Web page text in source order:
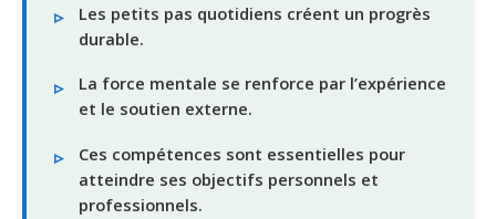
Les petits pas quotidiens créent un progrès
durable.
La force mentale se renforce par l’expérience
et le soutien externe.
Ces compétences sont essentielles pour
atteindre ses objectifs personnels et
professionnels.